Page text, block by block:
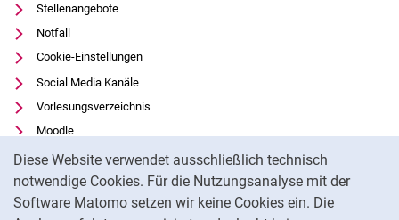
Diese Website verwendet ausschließlich technisch
notwendige Cookies. Für die Nutzungsanalyse mit der
Software Matomo setzen wir keine Cookies ein. Die
Stellenangebote
Notfall
Cookie-Einstellungen
Social Media Kanäle
Vorlesungsverzeichnis
Moodle
Panopto
Universitätsbibliothek
Datenschutz